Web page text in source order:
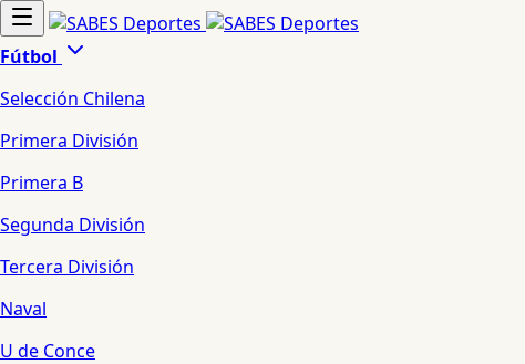
Fútbol
Selección Chilena
Primera División
Primera B
Segunda División
Tercera División
Naval
U de Conce